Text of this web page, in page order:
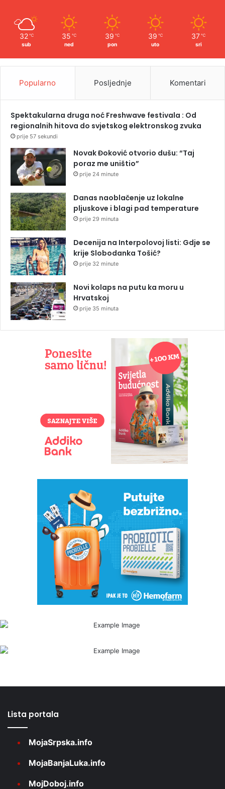
32 ℃
sub
35 ℃
ned
39 ℃
pon
39 ℃
uto
37 ℃
sri
Popularno Posljednje Komentari
Spektakularna druga noć Freshwave festivala : Od
regionalnih hitova do svjetskog elektronskog zvuka
prije 57 sekundi
Novak Đoković otvorio dušu: “Taj
poraz me uništio”
prije 24 minute
Danas naoblačenje uz lokalne
pljuskove i blagi pad temperature
prije 29 minuta
Decenija na Interpolovoj listi: Gdje se
krije Slobodanka Tošić?
prije 32 minute
Novi kolaps na putu ka moru u
Hrvatskoj
prije 35 minuta
Lista portala
MojaSrpska.info
MojaBanjaLuka.info
MojDoboj.info